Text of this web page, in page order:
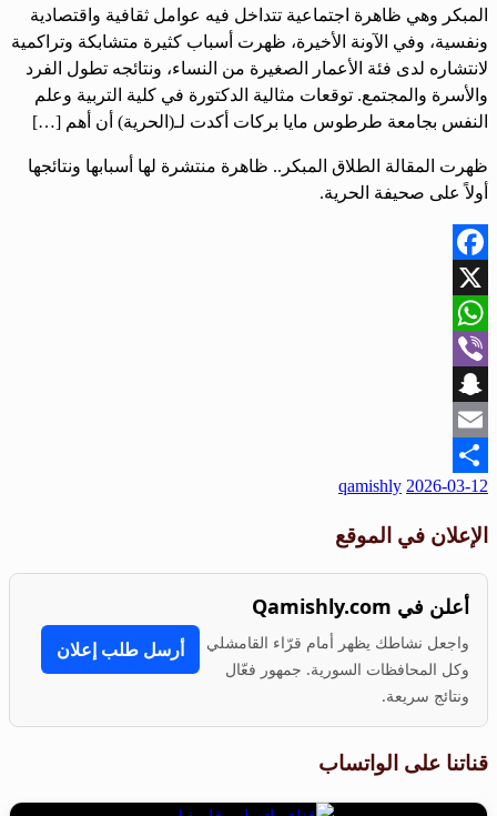
المبكر وهي ظاهرة اجتماعية تتداخل فيه عوامل ثقافية واقتصادية
ونفسية، وفي الآونة الأخيرة، ظهرت أسباب كثيرة متشابكة وتراكمية
لانتشاره لدى فئة الأعمار الصغيرة من النساء، ونتائجه تطول الفرد
والأسرة والمجتمع. توقعات مثالية الدكتورة في كلية التربية وعلم
النفس بجامعة طرطوس مايا بركات أكدت لـ(الحرية) أن أهم […]
ظهرت المقالة الطلاق المبكر.. ظاهرة منتشرة لها أسبابها ونتائجها
أولاً على صحيفة الحرية.
Facebook
X
WhatsApp
Viber
Snapchat
Email
Share
نُشر
2026-03-12
qamishly
الإعلان في الموقع
أعلن في Qamishly.com
واجعل نشاطك يظهر أمام قرّاء القامشلي
وكل المحافظات السورية. جمهور فعّال
ونتائج سريعة.
أرسل طلب إعلان
قناتنا على الواتساب